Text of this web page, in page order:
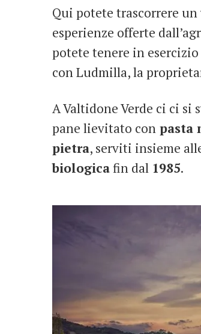
Qui potete trascorrere
esperienze offerte
potete tenere in
con Ludmilla, la
A Valtidone Verde ci ci si
pane lievitato con pasta
pietra, serviti insieme
biologicafin dal 1985.